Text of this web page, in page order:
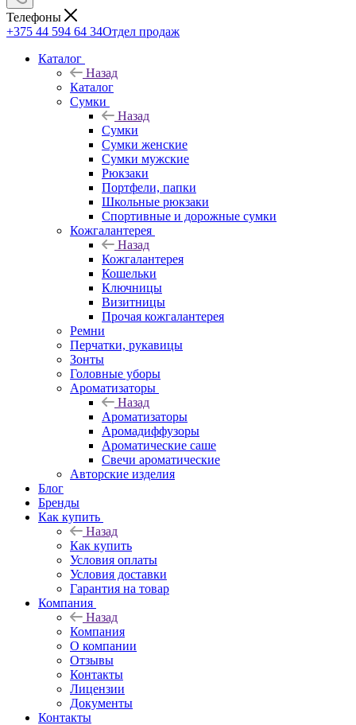
Телефоны
+375 44 594 64 34Отдел продаж
Каталог
Назад
Каталог
Сумки
Назад
Сумки
Сумки женские
Сумки мужские
Рюкзаки
Портфели, папки
Школьные рюкзаки
Спортивные и дорожные сумки
Кожгалантерея
Назад
Кожгалантерея
Кошельки
Ключницы
Визитницы
Прочая кожгалантерея
Ремни
Перчатки, рукавицы
Зонты
Головные уборы
Ароматизаторы
Назад
Ароматизаторы
Аромадиффузоры
Ароматические саше
Свечи ароматические
Авторские изделия
Блог
Бренды
Как купить
Назад
Как купить
Условия оплаты
Условия доставки
Гарантия на товар
Компания
Назад
Компания
О компании
Отзывы
Контакты
Лицензии
Документы
Контакты